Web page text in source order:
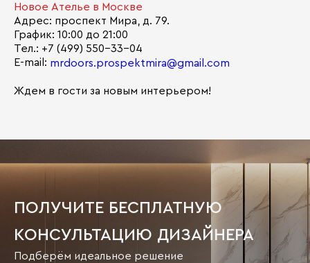
Новое Ателье в Москве
Адрес: проспект Мира, д. 79.
График: 10:00 до 21:00
Тел.: +7 (499) 550-33-04
E-mail: mrdoors.prospektmira@gmail.com
Ждем в гости за новым интерьером!
ПОЛУЧИТЕ БЕСПЛАТНУЮ
КОНСУЛЬТАЦИЮ ДИЗАЙНЕРА
Подберём идеальное решение